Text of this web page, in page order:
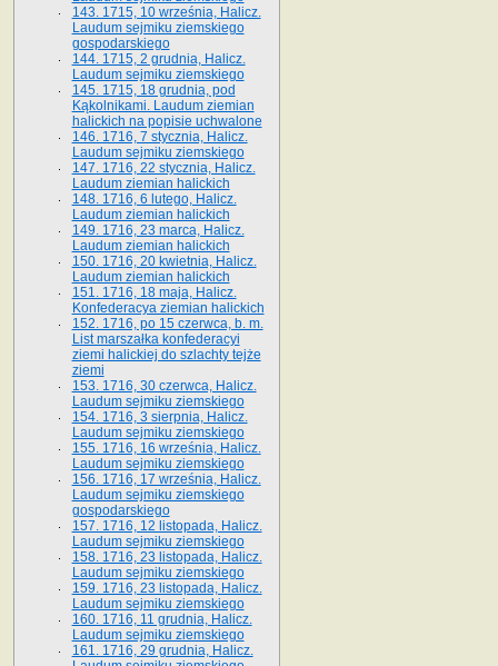
143. 1715, 10 września, Halicz.
Laudum sejmiku ziemskiego
gospodarskiego
144. 1715, 2 grudnia, Halicz.
Laudum sejmiku ziemskiego
145. 1715, 18 grudnia, pod
Kąkolnikami. Laudum ziemian
halickich na popisie uchwalone
146. 1716, 7 stycznia, Halicz.
Laudum sejmiku ziemskiego
147. 1716, 22 stycznia, Halicz.
Laudum ziemian halickich
148. 1716, 6 lutego, Halicz.
Laudum ziemian halickich
149. 1716, 23 marca, Halicz.
Laudum ziemian halickich
150. 1716, 20 kwietnia, Halicz.
Laudum ziemian halickich
151. 1716, 18 maja, Halicz.
Konfederacya ziemian halickich
152. 1716, po 15 czerwca, b. m.
List marszałka konfederacyi
ziemi halickiej do szlachty tejże
ziemi
153. 1716, 30 czerwca, Halicz.
Laudum sejmiku ziemskiego
154. 1716, 3 sierpnia, Halicz.
Laudum sejmiku ziemskiego
155. 1716, 16 września, Halicz.
Laudum sejmiku ziemskiego
156. 1716, 17 września, Halicz.
Laudum sejmiku ziemskiego
gospodarskiego
157. 1716, 12 listopada, Halicz.
Laudum sejmiku ziemskiego
158. 1716, 23 listopada, Halicz.
Laudum sejmiku ziemskiego
159. 1716, 23 listopada, Halicz.
Laudum sejmiku ziemskiego
160. 1716, 11 grudnia, Halicz.
Laudum sejmiku ziemskiego
161. 1716, 29 grudnia, Halicz.